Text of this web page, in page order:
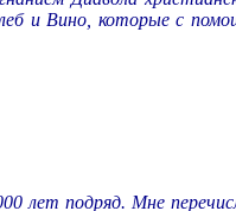
и Вино, которые с
лет подряд. Мне